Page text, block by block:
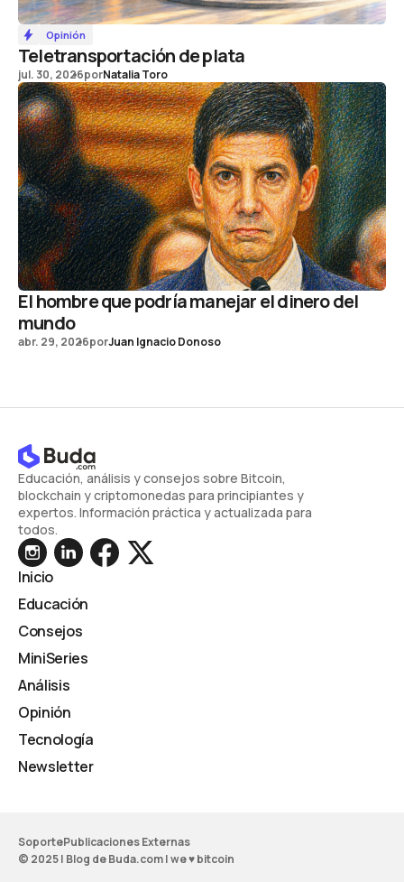
Opinión
Teletransportación de plata
jul. 30, 2026porNatalia Toro
El hombre que podría manejar el dinero del
mundo
abr. 29, 2026porJuan Ignacio Donoso
Educación, análisis y consejos sobre Bitcoin,
blockchain y criptomonedas para principiantes y
expertos. Información práctica y actualizada para
todos.
Inicio
Educación
Consejos
MiniSeries
Análisis
Opinión
Tecnología
Newsletter
SoportePublicaciones Externas
© 2025 | Blog de Buda.com | we ♥ bitcoin